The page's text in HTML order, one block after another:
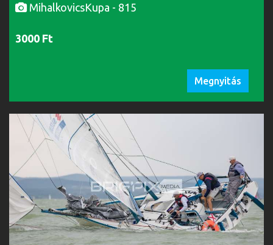
MihalkovicsKupa - 815
3000 Ft
Megnyitás